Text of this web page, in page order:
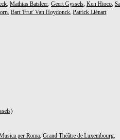
, Mathias Batsleer, Geert Gyssels, Ken Hioco,
, Bart 'Frut' Van Hoydonck, Patrick Liénart
per Roma, Grand Théâtre de Luxembourg,